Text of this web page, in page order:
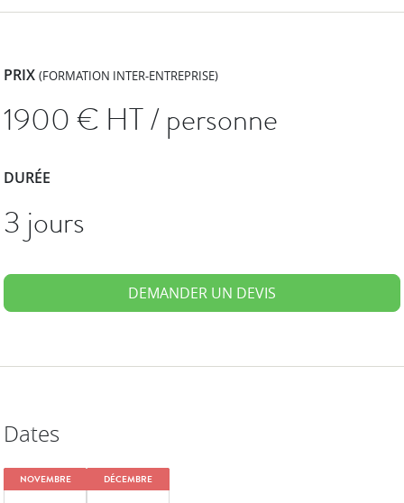
PRIX(FORMATION INTER-ENTREPRISE)
1900€ HT / personne
DURÉE
3 jours
DEMANDER UN DEVIS
Dates
NOVEMBRE DÉCEMBRE